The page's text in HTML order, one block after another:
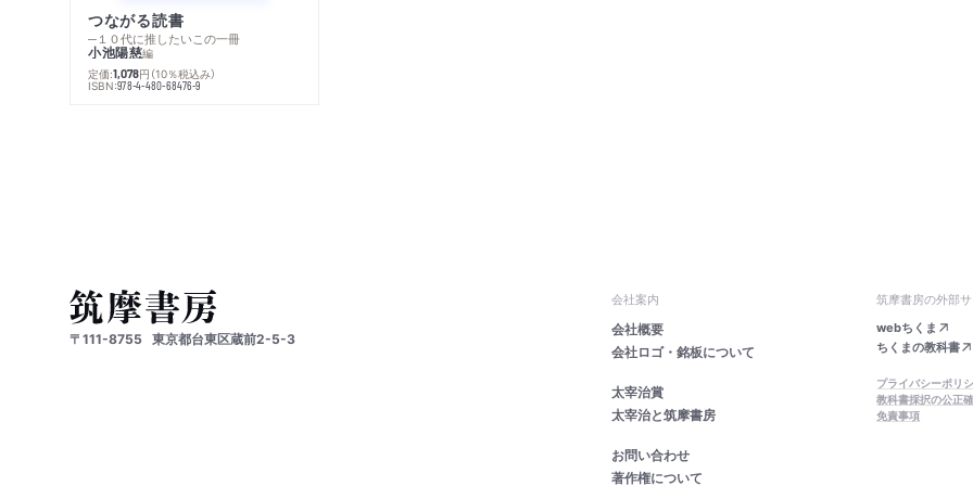
つながる読書
─１０代に推したいこの一冊
小池陽慈編
定価:1,078円 （10％税込み）
ISBN:978-4-480-68476-9
〒111-8755 東京都台東区蔵前2-5-3
会社案内
会社概要
会社ロゴ・銘板について
太宰治賞
太宰治と筑摩書房
お問い合わせ
著作権について
筑摩書房の外部サ
webちくま
ちくまの教科書
プライバシーポリ
教科書採択の公正
免責事項